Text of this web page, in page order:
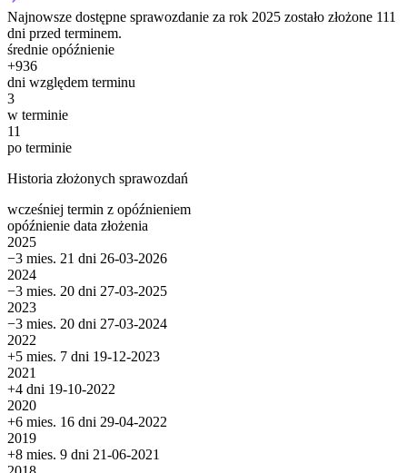
Najnowsze dostępne sprawozdanie za rok 2025 zostało złożone 111
dni przed terminem.
średnie opóźnienie
+936
dni względem terminu
3
w terminie
11
po terminie
Historia złożonych sprawozdań
wcześniej termin z opóźnieniem
opóźnienie data złożenia
2025
−3 mies. 21 dni 26-03-2026
2024
−3 mies. 20 dni 27-03-2025
2023
−3 mies. 20 dni 27-03-2024
2022
+5 mies. 7 dni 19-12-2023
2021
+4 dni 19-10-2022
2020
+6 mies. 16 dni 29-04-2022
2019
+8 mies. 9 dni 21-06-2021